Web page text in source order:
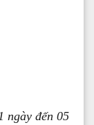
ngày đến 05